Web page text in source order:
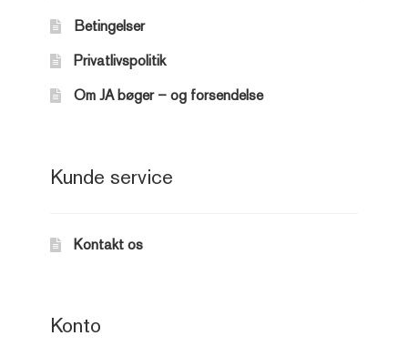
Betingelser
Privatlivspolitik
Om JA bøger – og forsendelse
Kunde service
Kontakt os
Konto